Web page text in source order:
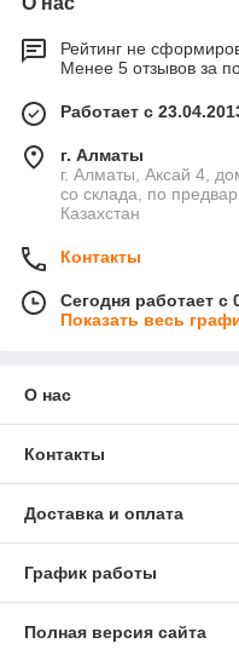
Рейтинг не
Менее 5 отзывов за
Работает с
г. Алматы
г. Алматы, Аксай 4,
со склада, по
Казахстан
Контакты
Сегодня работает с
Показать весь
О нас
Контакты
Доставка и оплата
График работы
Полная версия сайта